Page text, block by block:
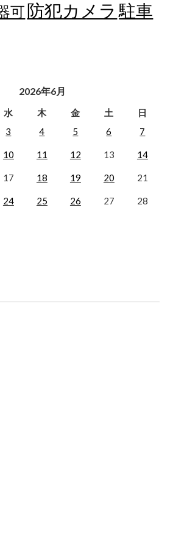
可防犯カメラ 駐車
2026年6月
水 木 金 土
日
3 4 5 6 7
10 11 12 13 14
17 18 19 20 21
24 25 26 27 28